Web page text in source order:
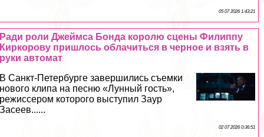
05 07 2026 1:43:21
Ради роли Джеймса Бонда королю сцены Филиппу
Киркорову пришлось облачиться в черное и взять в
руки автомат
В Санкт-Петербурге завершились съемки
нового клипа на песню «Лунный гость»,
режиссером которого выступил Заур
Засеев......
02 07 2026 0:36:51